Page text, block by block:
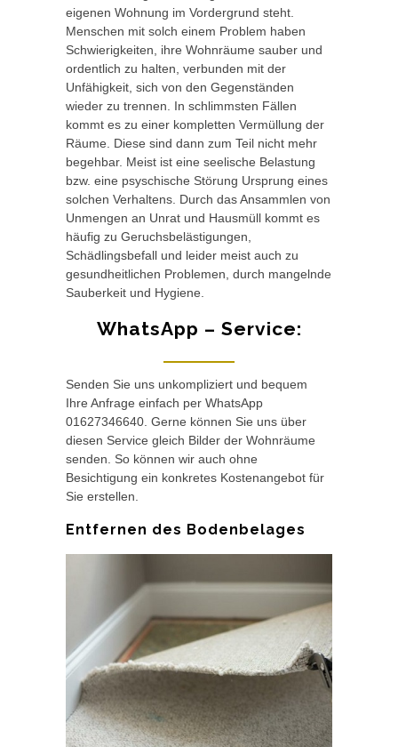
eigenen Wohnung im Vordergrund steht.
Menschen mit solch einem Problem haben
Schwierigkeiten, ihre Wohnräume sauber und
ordentlich zu halten, verbunden mit der
Unfähigkeit, sich von den Gegenständen
wieder zu trennen. In schlimmsten Fällen
kommt es zu einer kompletten Vermüllung der
Räume. Diese sind dann zum Teil nicht mehr
begehbar. Meist ist eine seelische Belastung
bzw. eine psyschische Störung Ursprung eines
solchen Verhaltens. Durch das Ansammlen von
Unmengen an Unrat und Hausmüll kommt es
häufig zu Geruchsbelästigungen,
Schädlingsbefall und leider meist auch zu
gesundheitlichen Problemen, durch mangelnde
Sauberkeit und Hygiene.
WhatsApp – Service:
Senden Sie uns unkompliziert und bequem
Ihre Anfrage einfach per WhatsApp
01627346640. Gerne können Sie uns über
diesen Service gleich Bilder der Wohnräume
senden. So können wir auch ohne
Besichtigung ein konkretes Kostenangebot für
Sie erstellen.
Entfernen des Bodenbelages